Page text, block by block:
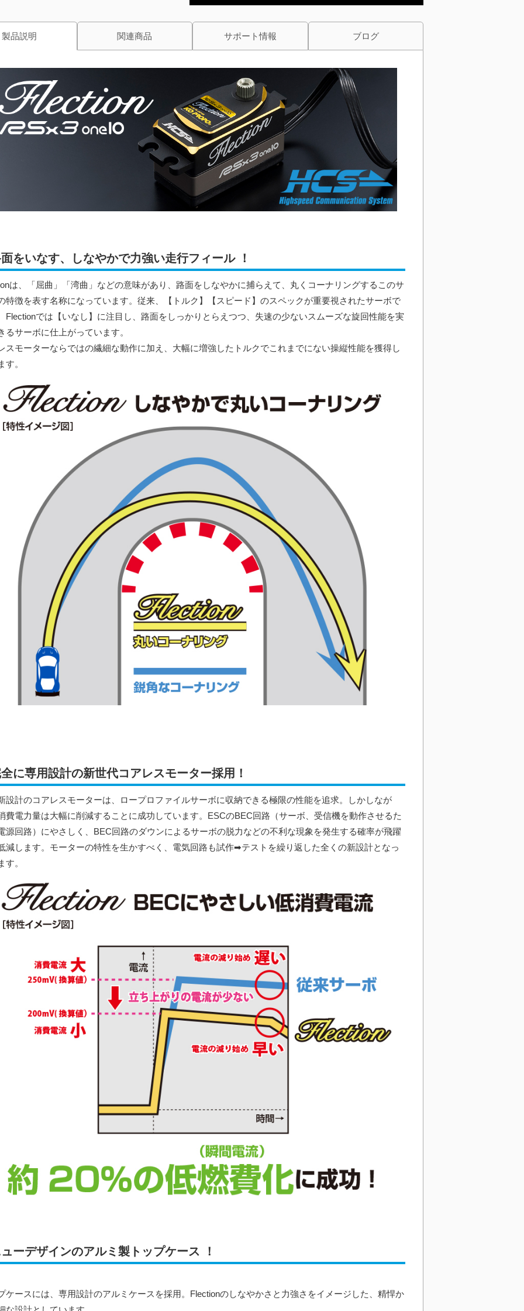
製品説明 関連商品 サポート情報 ブログ
をいなす、しなやかで力強い走行フィール ！
は、「屈曲」「湾曲」などの意味があり、路面をしなやかに捕らえて、丸くコーナリングするこのサ
特徴を表す名称になっています。従来、【トルク】【スピード】のスペックが重要視されたサーボで
Flectionでは【いなし】に注目し、路面をしっかりとらえつつ、失速の少ないスムーズな旋回性能を実
るサーボに仕上がっています。
スモーターならではの繊細な動作に加え、大幅に増強したトルクでこれまでにない操縦性能を獲得し
す。
に専用設計の新世代コアレスモーター採用！
設計のコアレスモーターは、ロープロファイルサーボに収納できる極限の性能を追求。しかしなが
費電力量は大幅に削減することに成功しています。ESCのBEC回路（サーボ、受信機を動作させるた
源回路）にやさしく、BEC回路のダウンによるサーボの脱力などの不利な現象を発生する確率が飛躍
減します。モーターの特性を生かすべく、電気回路も試作➡テストを繰り返した全くの新設計となっ
す。
ーデザインのアルミ製トップケース ！
ケースには、専用設計のアルミケースを採用。Flectionのしなやかさと力強さをイメージした、精悍か